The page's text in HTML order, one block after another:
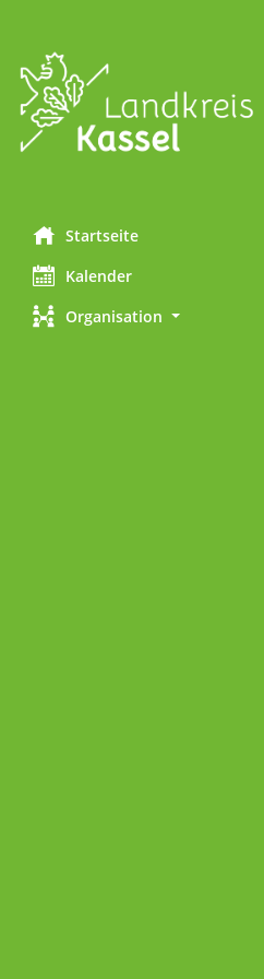
Startseite
Kalender
Organisation